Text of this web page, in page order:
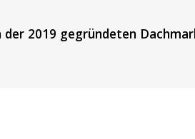
2019 gegründeten